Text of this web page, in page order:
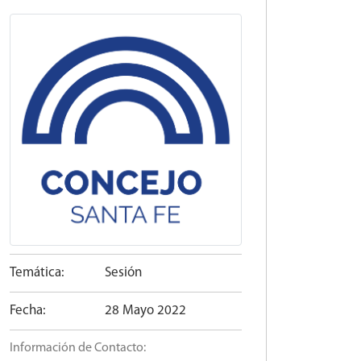
Temática: Sesión
Fecha: 28 Mayo 2022
Información de Contacto: